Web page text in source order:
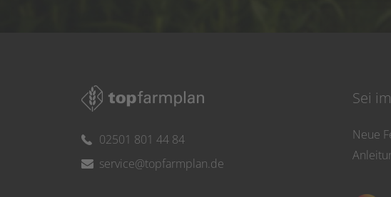
02501 801 44 84
service@topfarmplan.de
Sei
Neue